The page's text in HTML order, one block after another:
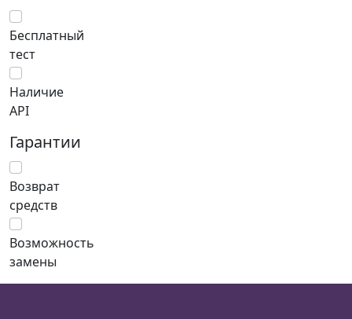
Бесплатный
тест
Наличие
API
Гарантии
Возврат
средств
Возможность
замены